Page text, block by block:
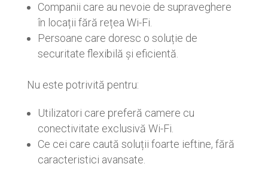
Companii care au nevoie de supraveghere
în locații fără rețea Wi-Fi.
Persoane care doresc o soluție de
securitate flexibilă și eficientă.
Nu este potrivită pentru:
Utilizatori care preferă camere cu
conectivitate exclusivă Wi-Fi.
Ce cei care caută soluții foarte ieftine, fără
caracteristici avansate.